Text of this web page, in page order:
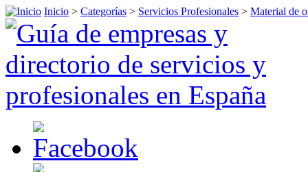
Inicio > Categorías > Servicios Profesionales > Material de